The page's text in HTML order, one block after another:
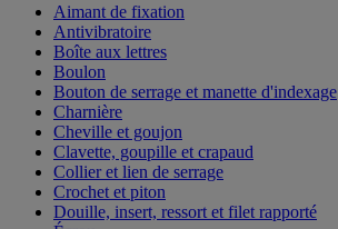
Aimant de fixation
Antivibratoire
Boîte aux lettres
Boulon
Bouton de serrage et manette d'indexage
Charnière
Cheville et goujon
Clavette, goupille et crapaud
Collier et lien de serrage
Crochet et piton
Douille, insert, ressort et filet rapporté